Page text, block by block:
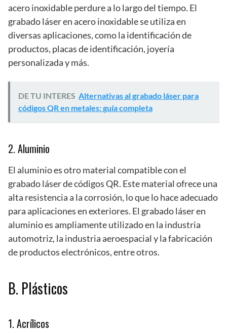
acero inoxidable perdure a lo largo del tiempo. El
grabado láser en acero inoxidable se utiliza en
diversas aplicaciones, como la identificación de
productos, placas de identificación, joyería
personalizada y más.
DE TU INTERES Alternativas al grabado láser para
códigos QR en metales: guía completa
2. Aluminio
El aluminio es otro material compatible con el
grabado láser de códigos QR. Este material ofrece una
alta resistencia a la corrosión, lo que lo hace adecuado
para aplicaciones en exteriores. El grabado láser en
aluminio es ampliamente utilizado en la industria
automotriz, la industria aeroespacial y la fabricación
de productos electrónicos, entre otros.
B. Plásticos
1. Acrílicos